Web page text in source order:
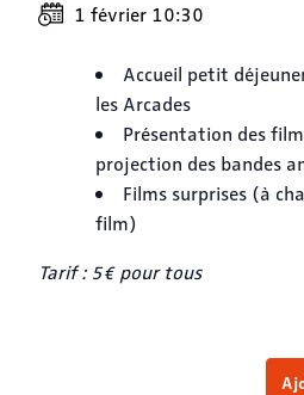
1 février 10:30
Accueil petit
les Arcades
Présentation des
projection des bandes
Films surprises (à
film)
Tarif : 5€ pour tous